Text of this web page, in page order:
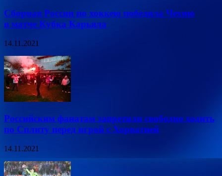
Сборная России по хоккею победила Чехию
в матче Кубка Карьяла
14.11.2021
Российским фанатам запретили свободно ходить
по Сплиту перед игрой с Хорватией
14.11.2021